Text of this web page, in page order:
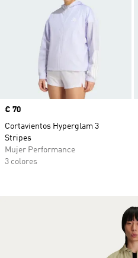
Precio
€ 70
Cortavientos Hyperglam 3
Stripes
Mujer Performance
3 colores